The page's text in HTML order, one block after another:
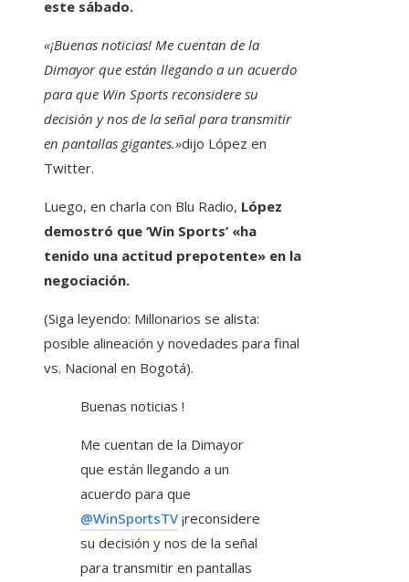
este sábado.
«¡Buenas noticias! Me cuentan de la
Dimayor que están llegando a un acuerdo
para que Win Sports reconsidere su
decisión y nos de la señal para transmitir
en pantallas gigantes.»dijo López en
Twitter.
Luego, en charla con Blu Radio, López
demostró que ‘Win Sports’ «ha
tenido una actitud prepotente» en la
negociación.
(Siga leyendo: Millonarios se alista:
posible alineación y novedades para final
vs. Nacional en Bogotá).
Buenas noticias !
Me cuentan de la Dimayor
que están llegando a un
acuerdo para que
@WinSportsTV ¡reconsidere
su decisión y nos de la señal
para transmitir en pantallas